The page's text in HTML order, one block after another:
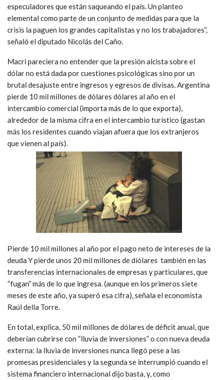
especuladores que están saqueando el país. Un planteo
elemental como parte de un conjunto de medidas para que la
crisis la paguen los grandes capitalistas y no los trabajadores”,
señaló el diputado Nicolás del Caño.
Macri pareciera no entender que la presión alcista sobre el
dólar no está dada por cuestiones psicológicas sino por un
brutal desajuste entre ingresos y egresos de divisas. Argentina
pierde 10 mil millones de dólares dólares al año en el
intercambio comercial (importa más de lo que exporta),
alrededor de la misma cifra en el intercambio turístico (gastan
más los residentes cuando viajan afuera que los extranjeros
que vienen al país).
Pierde 10 mil millones al año por el pago neto de intereses de la
deuda Y pierde unos 20 mil millones de díólares también en las
transferencias internacionales de empresas y particulares, que
“fugan” más de lo que ingresa. (aunque en los primeros siete
meses de este año, ya superó esa cifra), señala el economista
Raúl della Torre.
En total, explica, 50 mil millones de dólares de déficit anual, que
deberían cubrirse con “lluvia de inversiones” o con nueva deuda
externa: la lluvia de inversiones nunca llegó pese a las
promesas presidenciales y la segunda se interrumpió cuando el
sistema financiero internacional dijo basta, y, como